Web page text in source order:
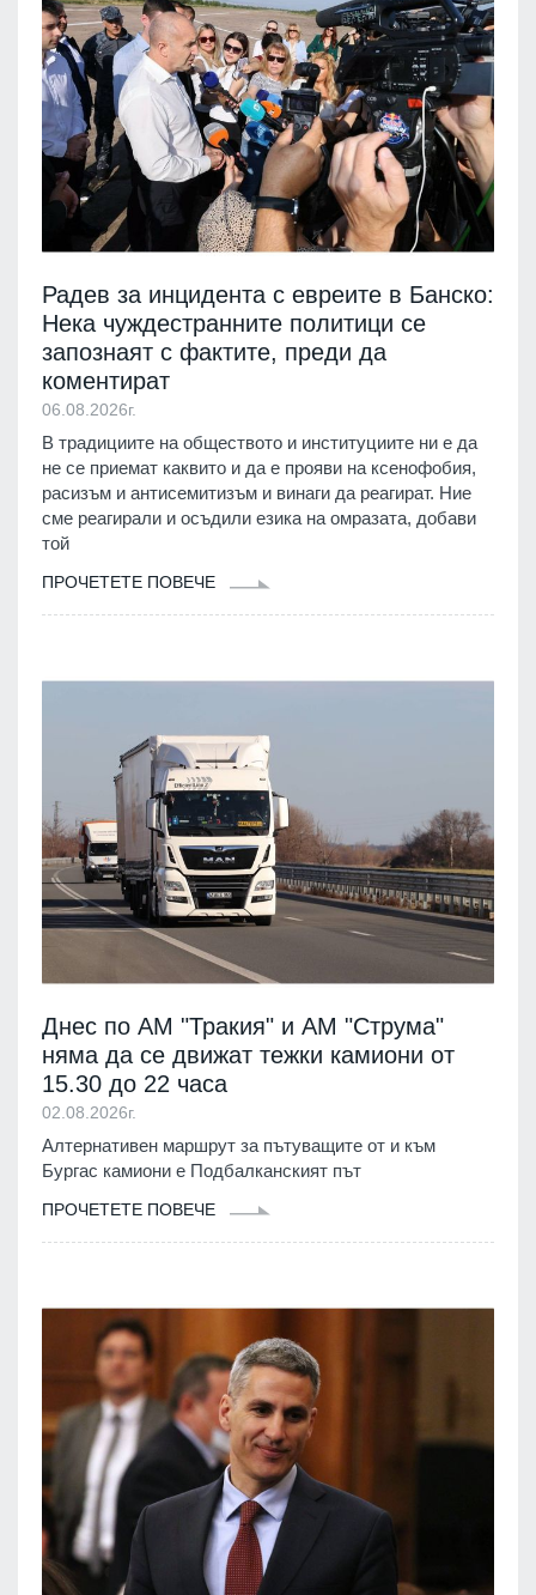
Радев за инцидента с евреите в Банско:
Нека чуждестранните политици се
запознаят с фактите, преди да
коментират
06.08.2026г.
В традициите на обществото и институциите ни е да
не се приемат каквито и да е прояви на ксенофобия,
расизъм и антисемитизъм и винаги да реагират. Ние
сме реагирали и осъдили езика на омразата, добави
той
ПРОЧЕТЕТЕ ПОВЕЧЕ
Днес по АМ "Тракия" и АМ "Струма"
няма да се движат тежки камиони от
15.30 до 22 часа
02.08.2026г.
Алтернативен маршрут за пътуващите от и към
Бургас камиони е Подбалканският път
ПРОЧЕТЕТЕ ПОВЕЧЕ